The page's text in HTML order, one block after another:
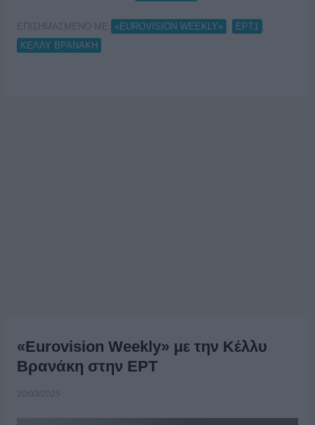
ΕΠΙΣΗΜΑΣΜΕΝΟ ΜΕ: «EUROVISION WEEKLY» ΕΡΤ1
ΚΕΛΛΥ ΒΡΑΝΑΚΗ
«Eurovision Weekly» με την Κέλλυ
Βρανάκη στην ΕΡΤ
20/03/2025